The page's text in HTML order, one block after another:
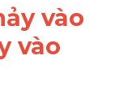
vào
vào